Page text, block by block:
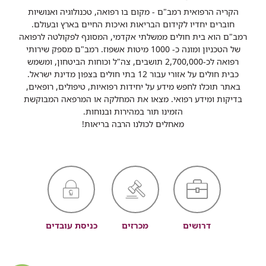
הקריה הרפואית רמב"ם - מקום בו רפואה, טכנולוגיה ואנושיות
חוברים יחדיו לקידום הבריאות ואיכות החיים בארץ ובעולם.
רמב"ם הוא בית חולים ממשלתי אקדמי, המסונף לפקולטה לרפואה
של הטכניון ומונה כ- 1000 מיטות אשפוז. רמב"ם מספק שירותי
רפואה לכ-2,700,000 תושבים, צה"ל וכוחות הביטחון, ומשמש
כבית חולים על אזורי עבור 12 בתי חולים בצפון מדינת ישראל.
באתר תוכלו לחפש מידע על יחידות רפואיות, טיפולים, רופאים,
בדיקות ומידע רפואי. מצאו את המחלקה או המרפאה המבוקשת
הזמינו תור במהירות ובנוחות.
מאחלים לכולנו הרבה בריאות!
דרושים מכרזים כניסת עובדים